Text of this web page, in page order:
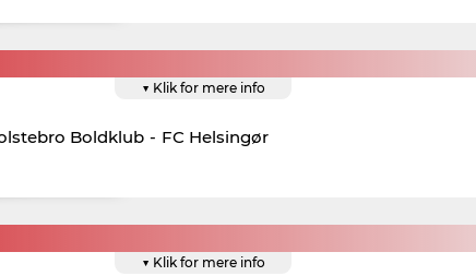
▼ Klik for mere info
Boldklub - FC Helsingør
▼ Klik for mere info